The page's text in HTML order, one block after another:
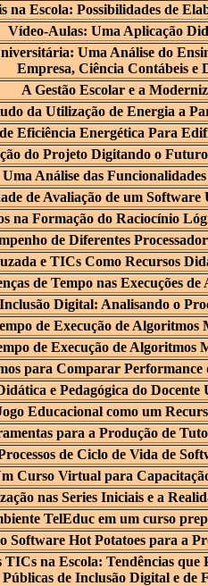
na Escola: Possibilidades de
Vídeo-Aulas: Uma Aplicação
Uma Análise do
Empresa, Ciência Contábeis e
A Gestão Escolar e a
da Utilização de Energia a
Eficiência Energética Para
do Projeto Digitando o
Uma Análise das
de Avaliação de um
na Formação do Raciocínio
de Diferentes
e TICs Como Recursos
de Tempo nas Execuções
Digital: Analisando o
de Execução de
de Execução de Algoritmos
para Comparar Performance
e Pedagógica do
Educacional como um
para a Produção de
de Ciclo de Vida de
Curso Virtual para
nas Series Iniciais e a
TelEduc em um curso
Software Hot Potatoes para a
TICs na Escola: Tendências
Públicas de Inclusão Digital e de